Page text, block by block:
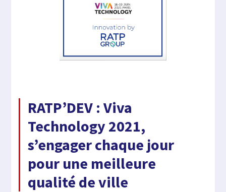
RATP’DEV : Viva
Technology 2021,
s’engager chaque jour
pour une meilleure
qualité de ville